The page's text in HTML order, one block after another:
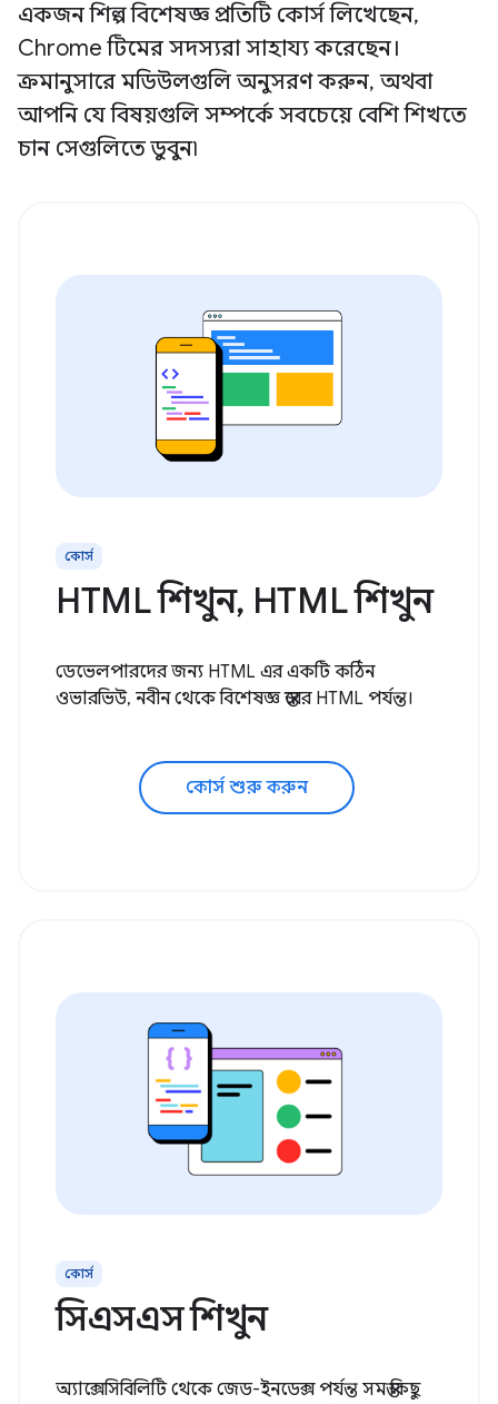
একজন শিল্প বিশেষজ্ঞ প্রতিটি কোর্স লিখেছেন,
Chrome টিমের সদস্যরা সাহায্য করেছেন।
ক্রমানুসারে মডিউলগুলি অনুসরণ করুন, অথবা
আপনি যে বিষয়গুলি সম্পর্কে সবচেয়ে বেশি শিখতে
চান সেগুলিতে ডুবুন৷
কোর্স
HTML শিখুন, HTML শিখুন
ডেভেলপারদের জন্য HTML এর একটি কঠিন
ওভারভিউ, নবীন থেকে বিশেষজ্ঞ স্তরের HTML পর্যন্ত।
কোর্স শুরু করুন
কোর্স
সিএসএস শিখুন
অ্যাক্সেসিবিলিটি থেকে জেড-ইনডেক্স পর্যন্ত সমস্ত কিছু